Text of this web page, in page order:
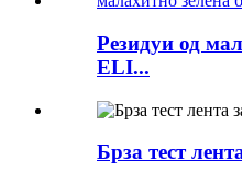
Резидуи од
ELI...
Брза тест